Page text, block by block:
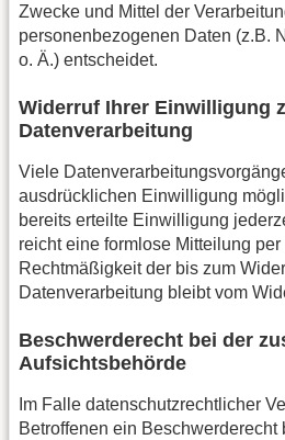
Zwecke und Mittel der
personenbezogenen Daten (z.B.
o. Ä.) entscheidet.
Widerruf Ihrer Einwilligung
Datenverarbeitung
Viele
ausdrücklichen Einwilligung
bereits erteilte Einwilligung
reicht eine formlose Mitteilung
Rechtmäßigkeit der bis zum
Datenverarbeitung bleibt vom
Beschwerderecht bei der
Aufsichtsbehörde
Im Falle datenschutzrechtlicher
Betroffenen ein Beschwerderecht